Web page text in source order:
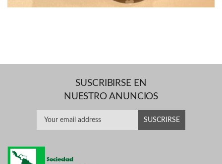
SUSCRIBIRSE EN
NUESTRO ANUNCIOS